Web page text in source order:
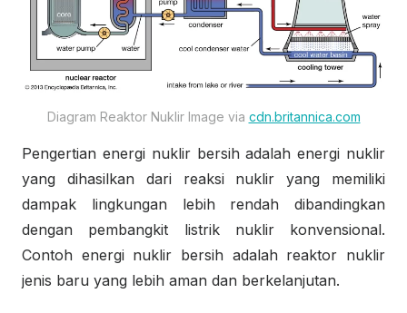
Diagram Reaktor Nuklir Image via cdn.britannica.com
Pengertian energi nuklir bersih adalah energi nuklir
yang dihasilkan dari reaksi nuklir yang memiliki
dampak lingkungan lebih rendah dibandingkan
dengan pembangkit listrik nuklir konvensional.
Contoh energi nuklir bersih adalah reaktor nuklir
jenis baru yang lebih aman dan berkelanjutan.